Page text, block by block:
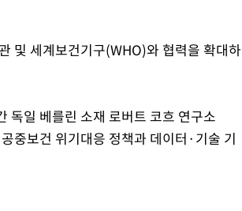
및 세계보건기구(WHO)와 협력을 확대하
독일 베를린 소재 로버트 코흐 연구소
중보건 위기대응 정책과 데이터·기술 기